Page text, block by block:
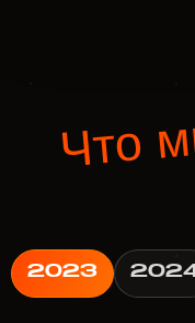
Что
2023